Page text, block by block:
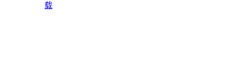
载